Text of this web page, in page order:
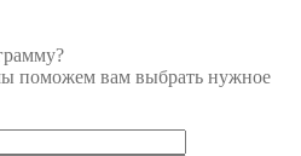
поможем вам выбрать нужное